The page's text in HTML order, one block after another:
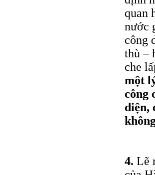
quan
nước
công
thù –
che
một
công
diện,
4. Lẽ